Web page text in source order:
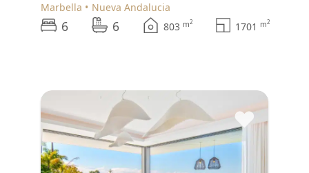
Marbella
Nueva Andalucia
6 6 803 m2 1701 m2
♥